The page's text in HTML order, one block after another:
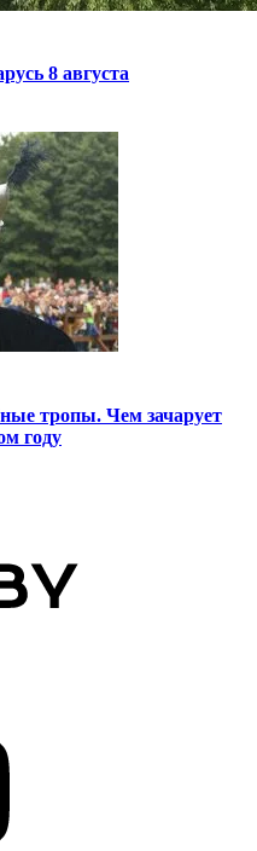
8 августа
тропы. Чем зачарует
году